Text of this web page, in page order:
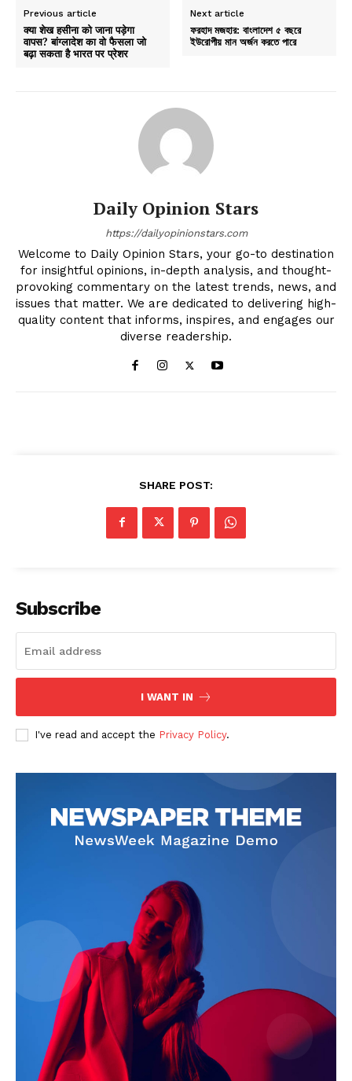
Previous article
क्या शेख हसीना को जाना पड़ेगा
वापस? बांग्लादेश का वो फैसला जो
बढ़ा सकता है भारत पर प्रेशर
Next article
ফরহাদ মজহার: বাংলাদেশ ৫ বছরে
ইউরোপীয় মান অর্জন করতে পারে
Daily Opinion Stars
https://dailyopinionstars.com
Welcome to Daily Opinion Stars, your go-to destination
for insightful opinions, in-depth analysis, and thought-
provoking commentary on the latest trends, news, and
issues that matter. We are dedicated to delivering high-
quality content that informs, inspires, and engages our
diverse readership.
SHARE POST:
Subscribe
I WANT IN
I've read and accept the Privacy Policy.